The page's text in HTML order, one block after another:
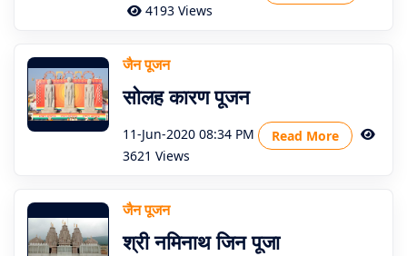
4193 Views
जैन पूजन
सोलह कारण पूजन
11-Jun-2020 08:34 PM
Read More
3621 Views
जैन पूजन
श्री नमिनाथ जिन पूजा